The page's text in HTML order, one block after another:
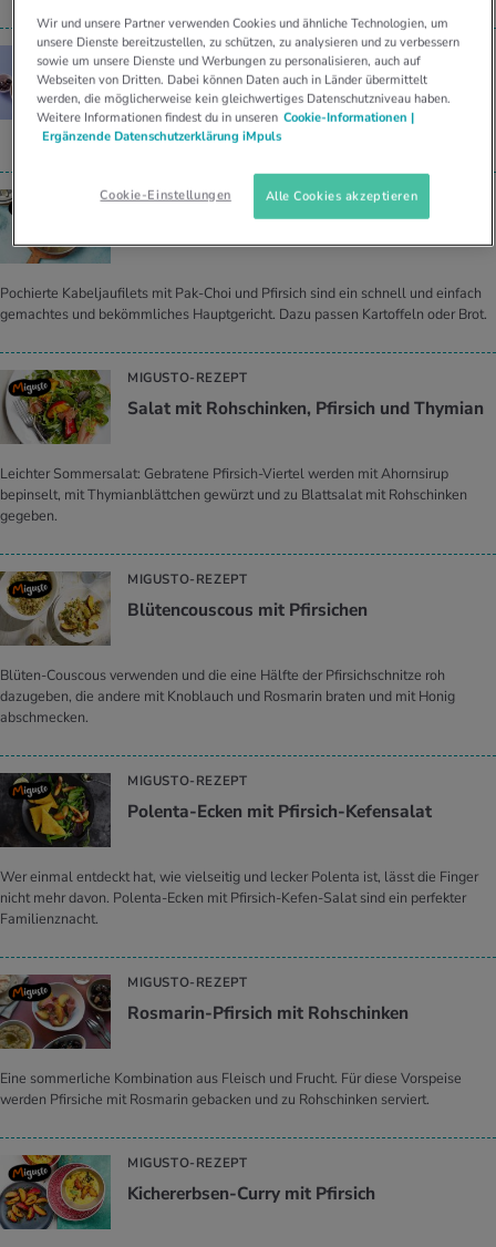
REZEPT
Brot­sa­lat mit Boh­nen, Pfir­sich und Zwie­bel
290
kcal 45min Vegetarisch
MIGUSTO-REZEPT
Pochierte Kabeljaufilets mit Pak-Choi und Pfirsich sind ein schnell und einfach
gemachtes und bekömmliches Hauptgericht. Dazu passen Kartoffeln oder Brot.
MIGUSTO-REZEPT
Salat mit Roh­schin­ken, Pfir­sich und Thy­mi­an
Leichter Sommersalat: Gebratene Pfirsich-Viertel werden mit Ahornsirup
bepinselt, mit Thymianblättchen gewürzt und zu Blattsalat mit Rohschinken
gegeben.
MIGUSTO-REZEPT
Blü­ten­cous­cous mit Pfir­si­chen
Blüten-Couscous verwenden und die eine Hälfte der Pfirsichschnitze roh
dazugeben, die andere mit Knoblauch und Rosmarin braten und mit Honig
abschmecken.
MIGUSTO-REZEPT
Po­len­ta-Ecken mit Pfir­sich-Ke­fen­sa­lat
Wer einmal entdeckt hat, wie vielseitig und lecker Polenta ist, lässt die Finger
nicht mehr davon. Polenta-Ecken mit Pfirsich-Kefen-Salat sind ein perfekter
Familienznacht.
MIGUSTO-REZEPT
Ros­ma­rin-Pfir­sich mit Roh­schin­ken
Eine sommerliche Kombination aus Fleisch und Frucht. Für diese Vorspeise
werden Pfirsiche mit Rosmarin gebacken und zu Rohschinken serviert.
MIGUSTO-REZEPT
Ki­cher­erb­sen-Curry mit Pfir­sich
Wir und unsere Partner verwenden Cookies und ähnliche Technologien, um
unsere Dienste bereitzustellen, zu schützen, zu analysieren und zu verbessern
sowie um unsere Dienste und Werbungen zu personalisieren, auch auf
Webseiten von Dritten. Dabei können Daten auch in Länder übermittelt
werden, die möglicherweise kein gleichwertiges Datenschutzniveau haben.
Weitere Informationen findest du in unseren Cookie-Informationen |
Ergänzende Datenschutzerklärung iMpuls
Cookie-Einstellungen Alle Cookies akzeptieren